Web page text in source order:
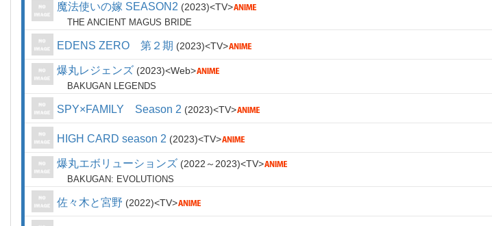
魔法使いの嫁 SEASON2 2023 TV
THE ANCIENT MAGUS BRIDE
EDENS ZERO 第２期 2023 TV
爆丸レジェンズ 2023 Web
BAKUGAN LEGENDS
SPY×FAMILY Season 2 2023 TV
HIGH CARD season 2 2023 TV
爆丸エボリューションズ 2022～2023 TV
BAKUGAN: EVOLUTIONS
佐々木と宮野 2022 TV